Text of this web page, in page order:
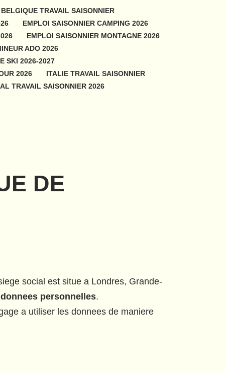
BELGIQUE TRAVAIL SAISONNIER
EMPLOI SAISONNIER CAMPING 2026
EMPLOI SAISONNIER MONTAGNE 2026
ADO 2026
SKI 2026-2027
2026
ITALIE TRAVAIL SAISONNIER
TRAVAIL SAISONNIER 2026
DE
social est situe a Londres, Grande-
donnees personnelles.
a utiliser les donnees de maniere